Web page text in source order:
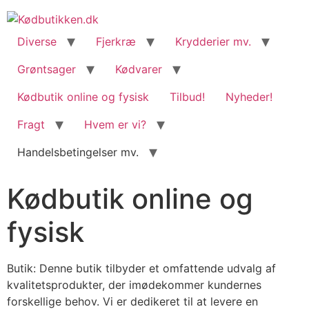
content
Diverse Fjerkræ
Krydderier mv.
Grøntsager
Kødvarer
Kødbutik online og fysisk
Tilbud!
Nyheder!
Fragt
Hvem er vi?
Handelsbetingelser mv.
Kødbutik online og
fysisk
Butik: Denne butik tilbyder et omfattende udvalg af
kvalitetsprodukter, der imødekommer kundernes
forskellige behov. Vi er dedikeret til at levere en